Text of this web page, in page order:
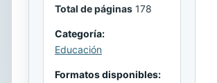
Total de páginas 178
Categoría:
Educación
Formatos disponibles: